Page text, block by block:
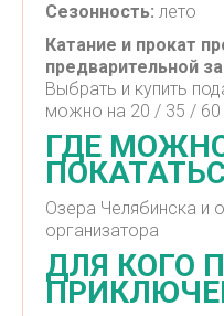
Сезонность: лето
Катание и прокат
предварительной
Выбрать и купить
можно на 20 / 35 / 60
ГДЕ
Озера Челябинска и
организатора
ДЛЯ КОГО